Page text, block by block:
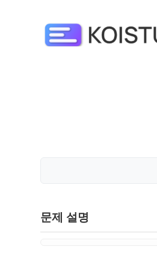
문제 설명